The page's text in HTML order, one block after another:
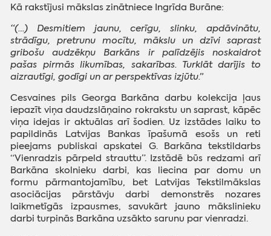
Kā rakstījusi mākslas zinātniece Ingrīda Burāne:
“(…) Desmitiem jaunu, cerīgu, slinku, apdāvinātu,
strādīgu, pretrunu mocītu, mākslu un dzīvi saprast
gribošu audzēkņu Barkāns ir palīdzējis noskaidrot
pašas pirmās likumības, sakarības. Turklāt darījis to
aizrautīgi, godīgi un ar perspektīvas izjūtu.”
Cesvaines pils Georga Barkāna darbu kolekcija ļaus
iepazīt viņa daudzslāņaino rokrakstu un saprast, kāpēc
viņa idejas ir aktuālas arī šodien. Uz izstādes laiku to
papildinās Latvijas Bankas īpašumā esošs un reti
pieejams publiskai apskatei G. Barkāna tekstildarbs
“Vienradzis pārpeld strauttu”. Izstādē būs redzami arī
Barkāna skolnieku darbi, kas liecina par domu un
formu pārmantojamību, bet Latvijas Tekstilmākslas
asociācijas pārstāvju darbi demonstrēs nozares
laikmetīgās izpausmes, savukārt jauno mākslinieku
darbi turpinās Barkāna uzsākto sarunu par vienradzi.